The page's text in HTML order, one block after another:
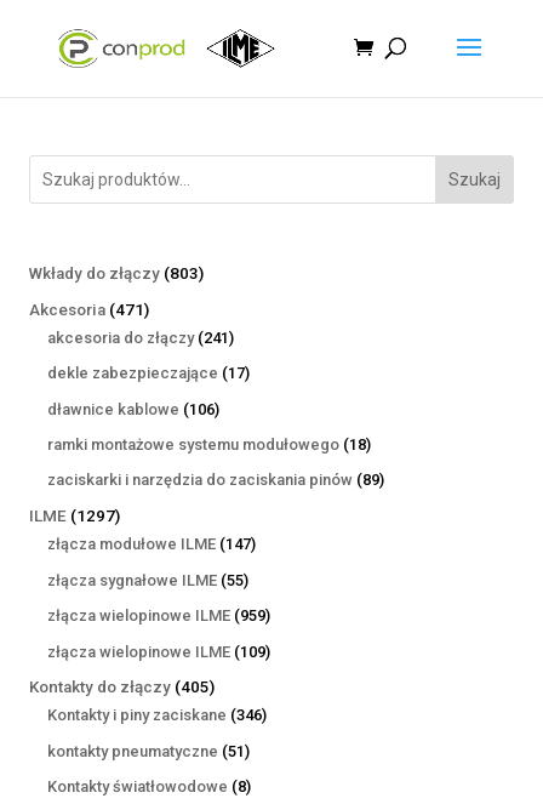
Szukaj
Wkłady do złączy 803803
Akcesoria 471471
produktów
akcesoria do złączy 241241
produktów
dekle zabezpieczające 1717
dławnice kablowe 106106
produktów
ramki montażowe systemu modułowego 1818
produktów
zaciskarki i narzędzia do zaciskania pinów 8989
ILME 12971297
produktów
złącza modułowe ILME 147147
złącza sygnałowe ILME 5555
produktów
złącza wielopinowe ILME 959959
produktów
złącza wielopinowe ILME 109109
Kontakty do złączy 405405
produktów
Kontakty i piny zaciskane 346346
kontakty pneumatyczne 5151
produktów
Kontakty światłowodowe 88